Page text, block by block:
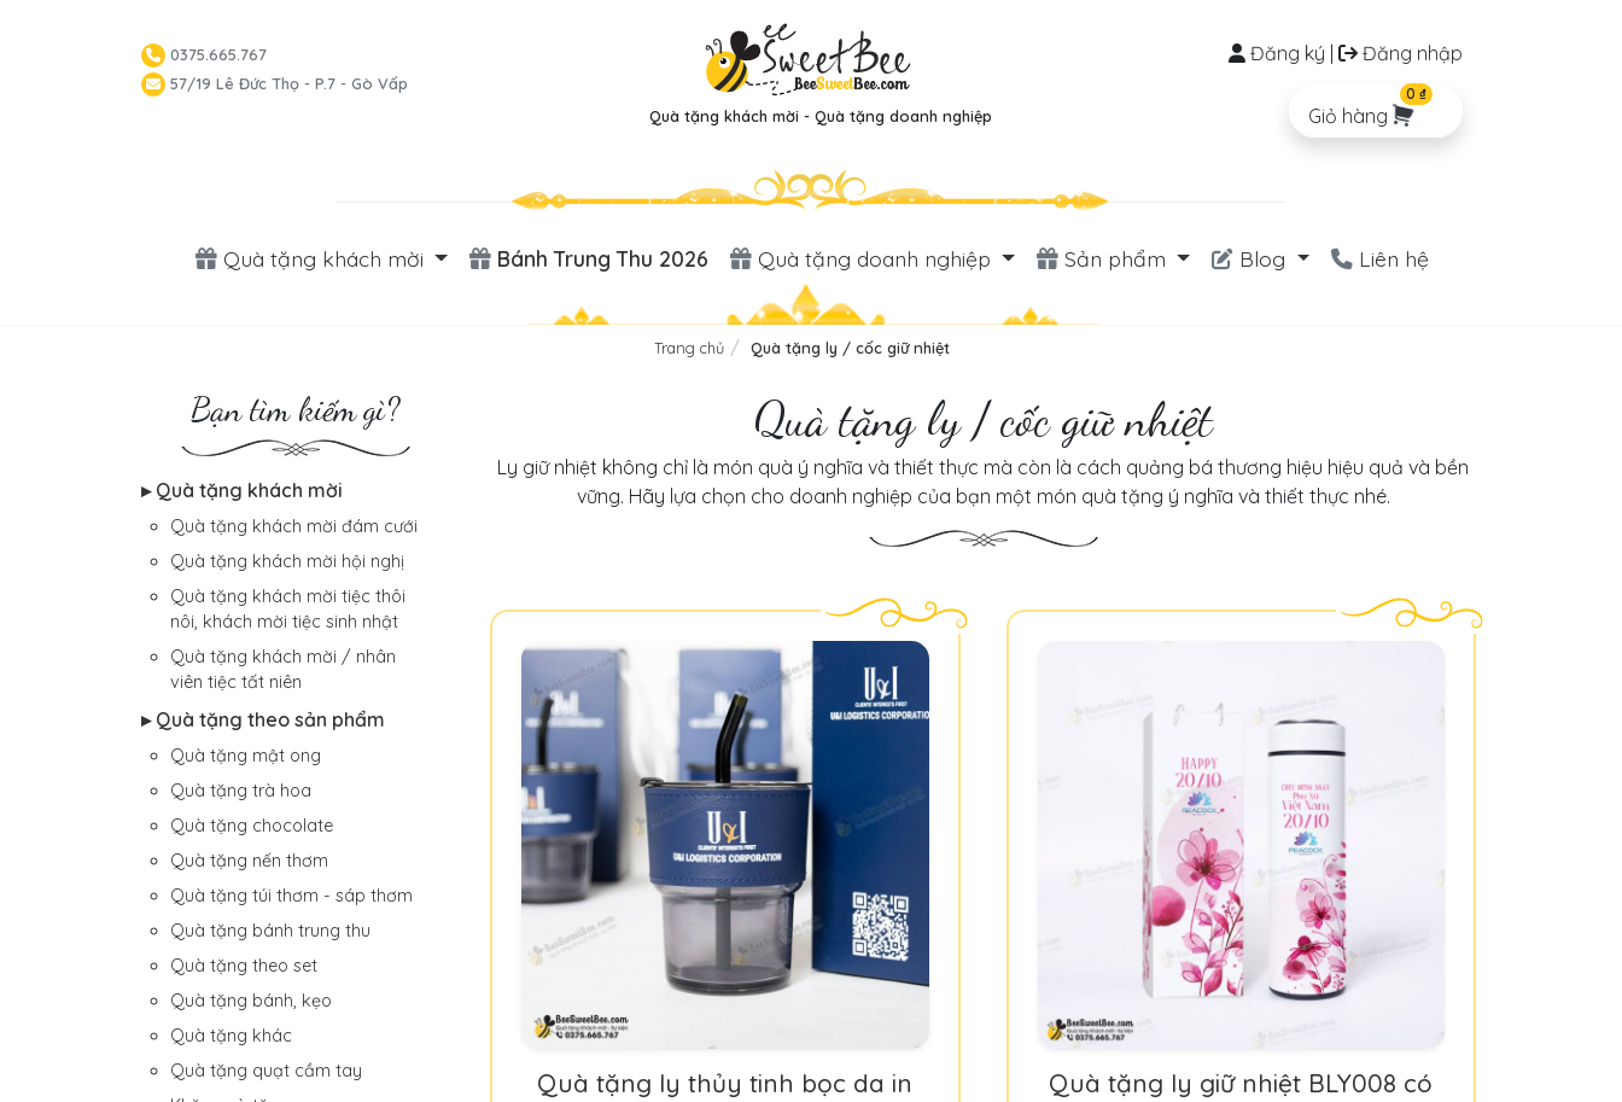
0375.665.767
57/19 Lê Đức Thọ - P.7 - Gò Vấp
Quà tặng khách mời - Quà tặng doanh nghiệp
Đăng ký Đăng nhập
Giỏ hàng
0 ₫
Quà tặng khách mời Bánh Trung Thu 2026 Quà tặng doanh nghiệp Sản phẩm Blog Liên hệ
Trang chủ Quà tặng ly / cốc giữ nhiệt
Quà tặng ly / cốc giữ nhiệt
Ly giữ nhiệt không chỉ là món quà ý nghĩa và thiết thực mà còn là cách quảng bá thương hiệu hiệu quả và bền
vững. Hãy lựa chọn cho doanh nghiệp của bạn một món quà tặng ý nghĩa và thiết thực nhé.
Quà tặng ly thủy tinh bọc da in
Quà tặng ly giữ nhiệt BLY008 có
Bạn tìm kiếm gì?
▸ Quà tặng khách mời
Quà tặng khách mời đám cưới
Quà tặng khách mời hội nghị
Quà tặng khách mời tiệc thôi
nôi, khách mời tiệc sinh nhật
Quà tặng khách mời / nhân
viên tiệc tất niên
▸ Quà tặng theo sản phẩm
Quà tặng mật ong
Quà tặng trà hoa
Quà tặng chocolate
Quà tặng nến thơm
Quà tặng túi thơm - sáp thơm
Quà tặng bánh trung thu
Quà tặng theo set
Quà tặng bánh, kẹo
Quà tặng khác
Quà tặng quạt cầm tay